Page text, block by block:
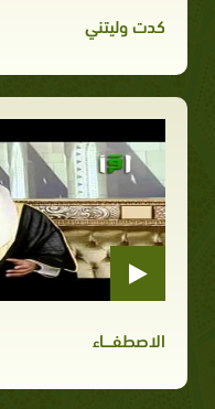
كدت وليتني
الاصطفــــاء